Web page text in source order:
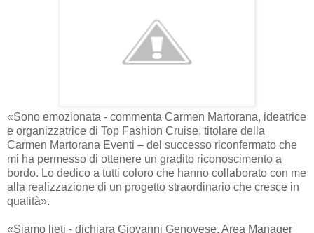
«Sono emozionata - commenta Carmen Martorana, ideatrice
e organizzatrice di Top Fashion Cruise, titolare della
Carmen Martorana Eventi – del successo riconfermato che
mi ha permesso di ottenere un gradito riconoscimento a
bordo. Lo dedico a tutti coloro che hanno collaborato con me
alla realizzazione di un progetto straordinario che cresce in
qualità».
«Siamo lieti - dichiara Giovanni Genovese, Area Manager